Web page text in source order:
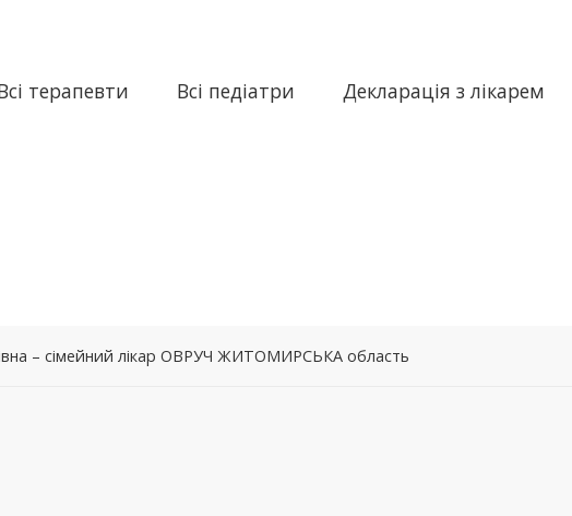
терапевти Всі педіатри Декларація з лікарем
– сімейний лікар ОВРУЧ ЖИТОМИРСЬКА область